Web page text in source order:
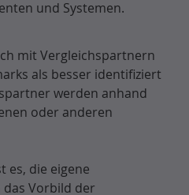
und Systemen.
mit Vergleichspartnern
als besser identifiziert
werden anhand
oder anderen
es, die eigene
Vorbild der